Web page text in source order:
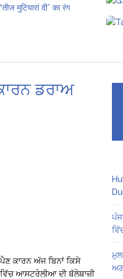
मुटियारां दी” का रंग
ਡਰਾਅ
ਕਾਰਨ ਅੱਜ ਬਿਨਾਂ ਕਿਸੇ
ਆਸਟਰੇਲੀਆ ਦੀ ਬੱਲੇਬਾਜ਼ੀ